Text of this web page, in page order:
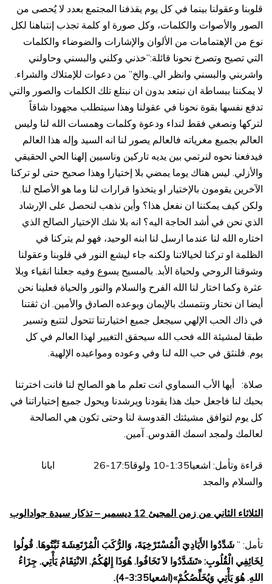
قلوبنا وعقولنا بينما في كل يوم يقذفنا المجتمع بعدد لا يُحصى من
الصور والأصوات والكلمات، وكل صورة او كلمة تجذب إنتباهنا لكل
نوع من الإهتمامات من الألوان والإشارات والضوضاء والكلمات
التي تصيح وتصرخ نحونا قائلة:”خذني وكلني والبسني وحاولني
واشربني والبسني وانظر الي..والخ” من دعوات للإمتلاك والشراء.
لا يمكننا ببساطة ان نبتعد بدون ان نبتلع تلك الكلمات والصور والتي
تدفع نفسها بقوة نحونا في عقولنا وهذا سيتطلب مجهودا شاقاً
لتركها ونصغي فقط لنداء ودعوة وكلمات وهمسات الله لنا وليس
العالم بجميع مغرياته فالعالم يصور لنا انه السيد وإله هذا العالم
فيدفعنا نحوه لنرتمي بين يديه تاركين وناسيين إلهنا الحي الحقيقي
والأزلي. ليس هناك يوما يمضي بلا إختيارا وهذا صحيح حتى لو تركنا
الآخرين يقومون بالإختيار او يتخذوا قرارات لنا وما هو الأصلح لنا.
ولكن كيف يمكننا ان نفعل هذا؟ وأين نذهب لنحصل على الإرشاد
الذي نحن في أشد الحاجة اليه؟ انه بلا شك الإختيار الصالح الذي
اختاره الله لنا عندما ارسل لنا ابنه الوحيد، فهو لم يتركنا في
الظلمة او تركنا لخيالاتنا ولكنه جاء ليشع النور في قلوبنا وعقولنا
وشوقنا الروحي ولحياة الأبد. بالمسيح يسوع وفيه جعلنا انقياء وبلا
عثرة وكما اختار لنا الله الفرح والسلام والنور والحياة فعلينا نحن
أيضا ان نختار ونتمسك بالإيمان وبوعده الصادق والأمين. ان ثقتنا
في ذاك الحب الإلهي سيجعل جميع اختيارتنا تتحول لتتبع وتسير
طبقا لمشيئة الله فحب الله سيحقق التغيير لهذا العالم في كل
يوم. فلنثق في حب الله لنا وفي وعوده ومواعيده الإلهية.
صلاة: أيها الأب السماوي انت تعلم ما هو الصالح لنا فانت اخترتنا
بحبك لنا فاجعل حبك هذا يقودنا ويرشدنا ويحول جميع إختياراتنا في
كل يوم لتوافق مشيئتك القدوسة لنا وحتى تكون هي الصالحة
لعالمك ولمجد اسمك القدوس. آمين.
قراءة وتأمل: اشعيا1:35-10 ولوقا17:5-26 ابانا
والسلام والمجد
الثلاثاء الثاني من زمن المجيئ 12 ديسمبر – تذكار سيدة جوادالوب
تأمل: ” شَدِّدُوا الأَيَادِيَ الْمُسْتَرْخِيَةَ، وَالرُّكَبَ الْمُرْتَعِشَةَ ثَبِّتُوهَا. قُولُوا
لِخَائِفِي الْقُلُوبِ: «تَشَدَّدُوا لاَ تَخَافُوا. هُوَذَا إِلهُكُمُ. الانْتِقَامُ يَأْتِي. جِزَاءُ
اللهِ. هُوَ يَأْتِي وَيُخَلِّصُكُمْ»(اشعيا3:35-4).